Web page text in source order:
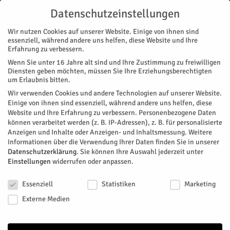
Start Stadtteile Bourheim Ernüchternde Antwort
STADTTEILE BOURHEIM
Ernüchternde Antwort
In Bourheim und Stetternich sollen neue
Dorfgemeinschaftshäuser entstehen. Soweit, so unstrittig.
Wann allerdings die Pläne konkret umgesetzt werden, war
Thema in der jüngsten KDSW-Sitzung.
Datenschutzeinstellungen
Wir nutzen Cookies auf unserer Website. Einige von ihnen sind
essenziell, während andere uns helfen, diese Website und Ihre
Erfahrung zu verbessern.
Wenn Sie unter 16 Jahre alt sind und Ihre Zustimmung zu freiwilligen
Diensten geben möchten, müssen Sie Ihre Erziehungsberechtigten
um Erlaubnis bitten.
Wir verwenden Cookies und andere Technologien auf unserer Website.
Einige von ihnen sind essenziell, während andere uns helfen, diese
Website und Ihre Erfahrung zu verbessern. Personenbezogene Daten
können verarbeitet werden (z. B. IP-Adressen), z. B. für personalisierte
Anzeigen und Inhalte oder Anzeigen- und Inhaltsmessung. Weitere
Informationen über die Verwendung Ihrer Daten finden Sie in unserer
Datenschutzerklärung. Sie können Ihre Auswahl jederzeit unter
Einstellungen widerrufen oder anpassen.
Essenziell
Statistiken
Marketing
Externe Medien